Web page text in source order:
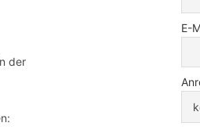
der
E-